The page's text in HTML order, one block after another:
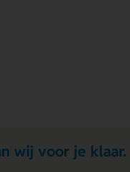
wij voor je klaar.